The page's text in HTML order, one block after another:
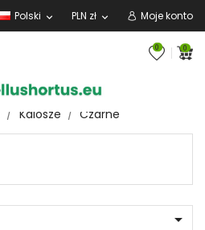
Polski expand_more PLN zł expand_more Moje konto
0 0
Kalosze Czarne
